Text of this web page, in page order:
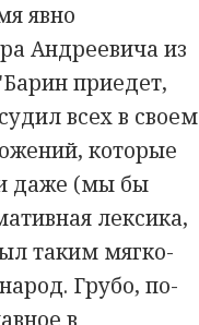
явно
Андреевича из
приедет,
всех в своем
которые
и даже (мы бы
лексика,
таким мягко-
Грубо, по-